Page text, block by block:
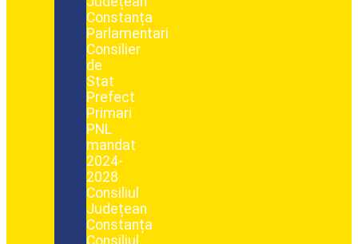
Constanța
Parlamentari
Consilier
de
Stat
Prefect
Primari
PNL
mandat
2024-
2028
Consiliul
Județean
Constanța
Consiliul